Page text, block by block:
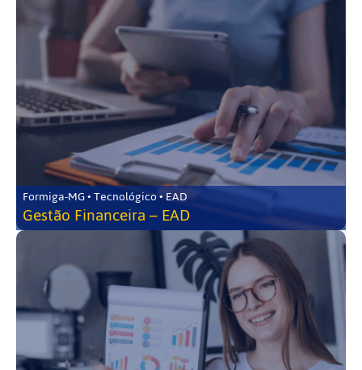
Formiga-MG • Tecnológico • EAD
Gestão Financeira – EAD